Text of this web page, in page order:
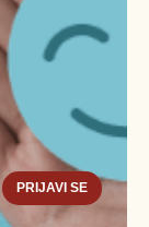
PRIJAVI SE